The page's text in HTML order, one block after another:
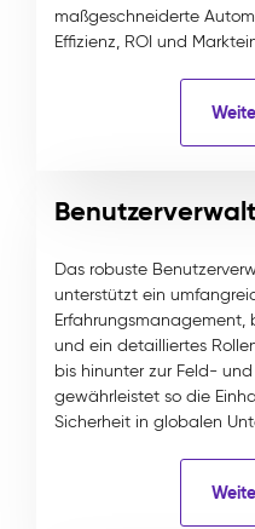
maßgeschneiderte
Effizienz, ROI und
Das robuste
unterstützt ein
Erfahrungsmanagement,
und ein detailliertes
bis hinunter zur Feld-
gewährleistet so die
Sicherheit in globalen